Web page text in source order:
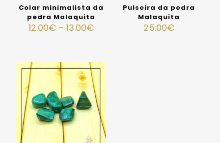
Colar minimalista da
pedra Malaquita
12.00€ – 13.00€
Pulseira da pedra
Malaquita
25.00€